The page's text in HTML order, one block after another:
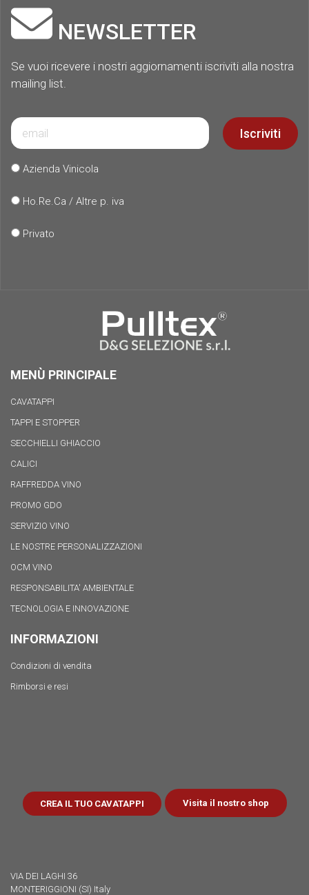
NEWSLETTER
Se vuoi ricevere i nostri aggiornamenti iscriviti alla nostra
mailing list.
Iscriviti
Azienda Vinicola
Ho.Re.Ca / Altre p. iva
Privato
MENÙ PRINCIPALE
CAVATAPPI
TAPPI E STOPPER
SECCHIELLI GHIACCIO
CALICI
RAFFREDDA VINO
PROMO GDO
SERVIZIO VINO
LE NOSTRE PERSONALIZZAZIONI
OCM VINO
RESPONSABILITA' AMBIENTALE
TECNOLOGIA E INNOVAZIONE
INFORMAZIONI
Condizioni di vendita
Rimborsi e resi
CREA IL TUO CAVATAPPI Visita il nostro shop
VIA DEI LAGHI 36
MONTERIGGIONI (SI) Italy